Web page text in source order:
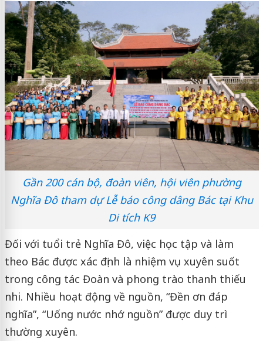
Gần 200 cán bộ, đoàn viên, hội viên phường
Nghĩa Đô tham dự Lễ báo công dâng Bác tại Khu
Di tích K9
Đối với tuổi trẻ Nghĩa Đô, việc học tập và làm
theo Bác được xác định là nhiệm vụ xuyên suốt
trong công tác Đoàn và phong trào thanh thiếu
nhi. Nhiều hoạt động về nguồn, “Đền ơn đáp
nghĩa”, “Uống nước nhớ nguồn” được duy trì
thường xuyên.